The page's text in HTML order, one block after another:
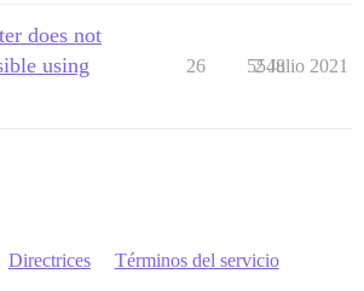
does not
using
26 5548
2 Julio 2021
Directrices Términos del servicio